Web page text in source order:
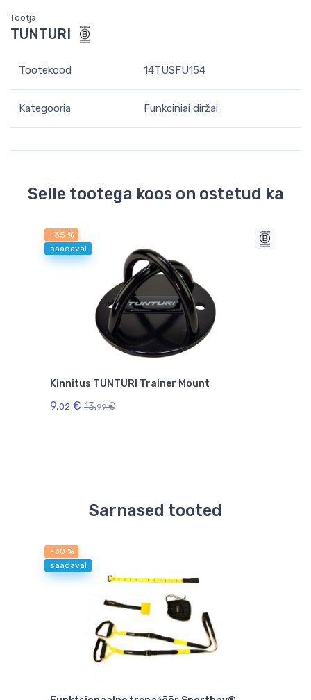
Tootja
TUNTURI
Tootekood 14TUSFU154
Kategooria Funkciniai diržai
Selle tootega koos on ostetud ka
-35 %
saadaval
Kinnitus TUNTURI Trainer Mount
9.02 € 13.99€
Sarnased tooted
-30 %
saadaval